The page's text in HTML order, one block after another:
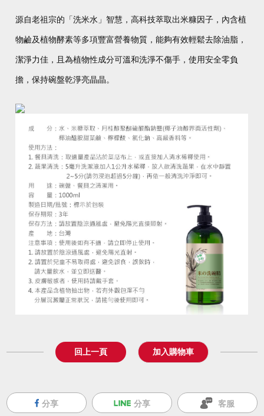
源自老祖宗的「洗米水」智慧，高科技萃取出米糠因子，內含植
物鹼及植物酵素等多項豐富營養物質，能夠有效輕鬆去除油脂，
潔淨力佳，且為植物性成分可溫和洗淨不傷手，使用安全零負
擔，保持碗盤乾淨亮晶晶。
回上一頁
分享 分享 客服